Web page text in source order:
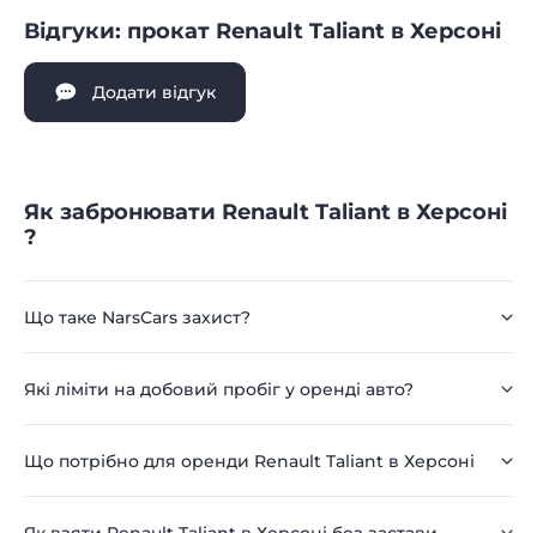
Відгуки: прокат Renault Taliant в Херсоні
Додати відгук
Як забронювати Renault Taliant в Херсоні
?
Що таке NarsCars захист?
Які ліміти на добовий пробіг у оренді авто?
Що потрібно для оренди Renault Taliant в Херсоні